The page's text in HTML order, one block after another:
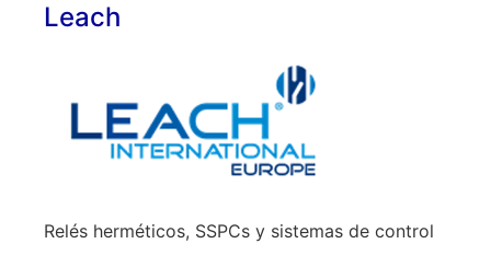
Leach
Relés herméticos, SSPCs y sistemas de control